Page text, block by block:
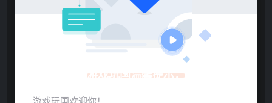
点击展开预览更多游戏图片
游戏玩国温馨提示：
游戏玩国欢迎你！